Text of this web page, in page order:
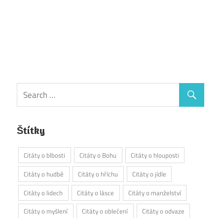
Štítky
Citáty o blbosti Citáty o Bohu
Citáty o hlouposti
Citáty o hudbě
Citáty o hříchu
Citáty o jídle
Citáty o lidech
Citáty o lásce
Citáty o manželství
Citáty o myšlení
Citáty o oblečení Citáty o odvaze